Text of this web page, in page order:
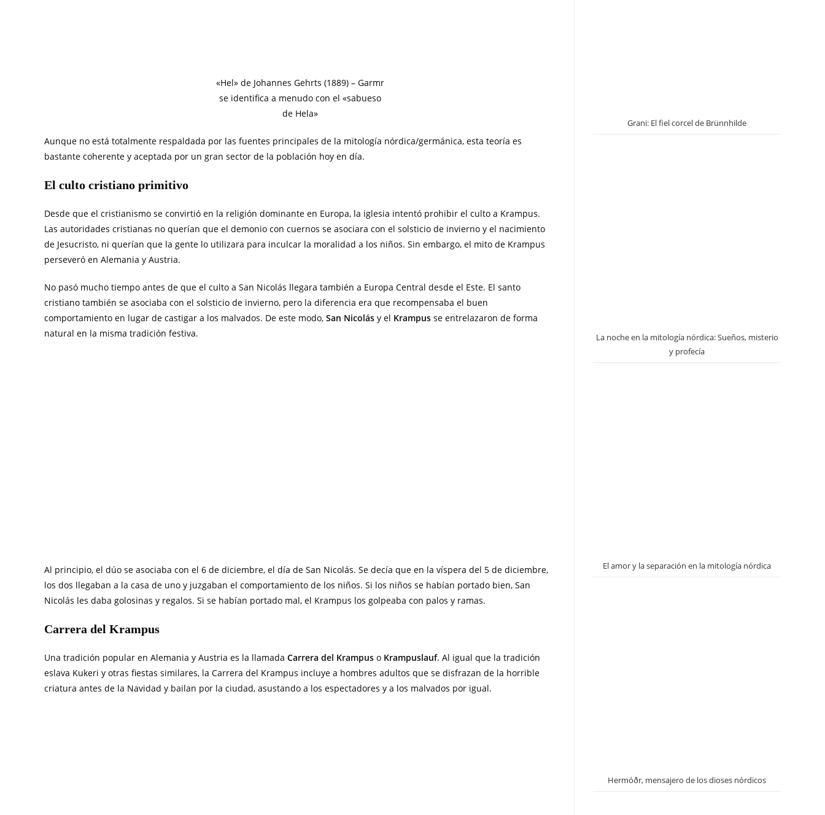
«Hel» de Johannes Gehrts (1889) – Garmr
se identifica a menudo con el «sabueso
de Hela»
Aunque no está totalmente respaldada por las fuentes principales de la mitología nórdica/germánica, esta teoría es
bastante coherente y aceptada por un gran sector de la población hoy en día.
El culto cristiano primitivo
Desde que el cristianismo se convirtió en la religión dominante en Europa, la iglesia intentó prohibir el culto a Krampus.
Las autoridades cristianas no querían que el demonio con cuernos se asociara con el solsticio de invierno y el nacimiento
de Jesucristo, ni querían que la gente lo utilizara para inculcar la moralidad a los niños. Sin embargo, el mito de Krampus
perseveró en Alemania y Austria.
No pasó mucho tiempo antes de que el culto a San Nicolás llegara también a Europa Central desde el Este. El santo
cristiano también se asociaba con el solsticio de invierno, pero la diferencia era que recompensaba el buen
comportamiento en lugar de castigar a los malvados. De este modo, San Nicolás y el Krampus se entrelazaron de forma
natural en la misma tradición festiva.
Al principio, el dúo se asociaba con el 6 de diciembre, el día de San Nicolás. Se decía que en la víspera del 5 de diciembre,
los dos llegaban a la casa de uno y juzgaban el comportamiento de los niños. Si los niños se habían portado bien, San
Nicolás les daba golosinas y regalos. Si se habían portado mal, el Krampus los golpeaba con palos y ramas.
Carrera del Krampus
Una tradición popular en Alemania y Austria es la llamada Carrera del Krampus o Krampuslauf. Al igual que la tradición
eslava Kukeri y otras fiestas similares, la Carrera del Krampus incluye a hombres adultos que se disfrazan de la horrible
criatura antes de la Navidad y bailan por la ciudad, asustando a los espectadores y a los malvados por igual.
Grani: El fiel corcel de Brünnhilde
La noche en la mitología nórdica: Sueños, misterio
y profecía
El amor y la separación en la mitología nórdica
Hermóðr, mensajero de los dioses nórdicos